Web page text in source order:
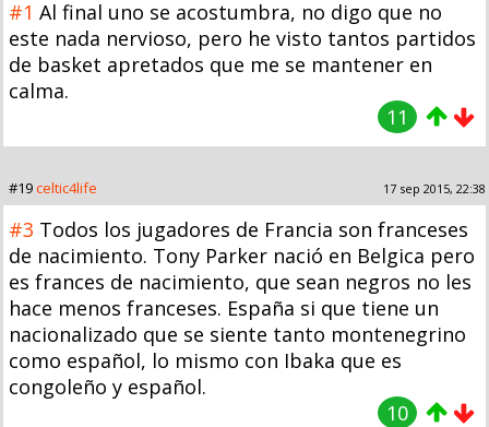
#1 Al final uno se acostumbra, no digo que no
este nada nervioso, pero he visto tantos partidos
de basket apretados que me se mantener en
calma.
11
#19celtic4life 17 sep 2015, 22:38
#3 Todos los jugadores de Francia son franceses
de nacimiento. Tony Parker nació en Belgica pero
es frances de nacimiento, que sean negros no les
hace menos franceses. España si que tiene un
nacionalizado que se siente tanto montenegrino
como español, lo mismo con Ibaka que es
congoleño y español.
10